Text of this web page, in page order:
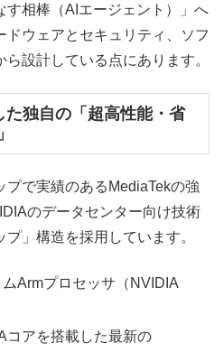
す相棒（AIエージェント）」へ
ドウェアとセキュリティ、ソフ
ら設計している点にあります。
独自の「超高性能・省
で実績のあるMediaTekの強
のデータセンター向け技術
」構造を採用しています。
Armプロセッサ（NVIDIA
コアを搭載した最新の